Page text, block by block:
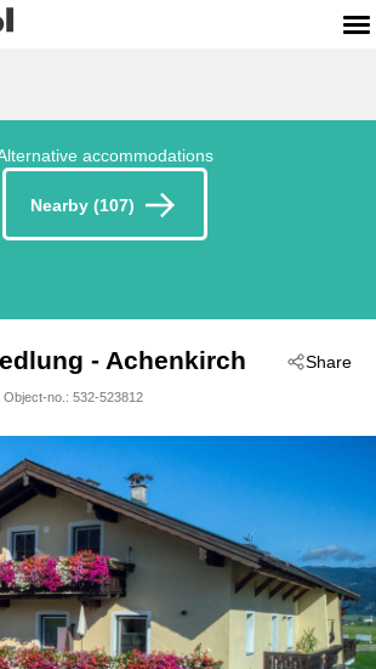
accommodations
Nearby (107)
Share
- 6215
- Achenkirch
Object-no.: 532-523812